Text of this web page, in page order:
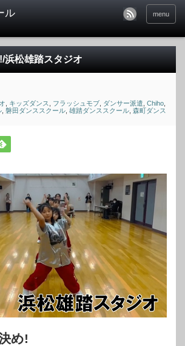
menu
浜松雄踏スタジオ
キッズダンス フラッシュモブ ダンサー派遣 Chiho
磐田ダンススクール 雄踏ダンススクール 森町ダンス
め!